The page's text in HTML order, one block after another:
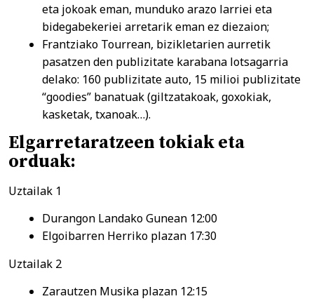
eta jokoak eman, munduko arazo larriei eta
bidegabekeriei arretarik eman ez diezaion;
Frantziako Tourrean, bizikletarien aurretik
pasatzen den publizitate karabana lotsagarria
delako: 160 publizitate auto, 15 milioi publizitate
“goodies” banatuak (giltzatakoak, goxokiak,
kasketak, txanoak…).
Elgarretaratzeen tokiak eta
orduak:
Uztailak 1
Durangon Landako Gunean 12:00
Elgoibarren Herriko plazan 17:30
Uztailak 2
Zarautzen Musika plazan 12:15